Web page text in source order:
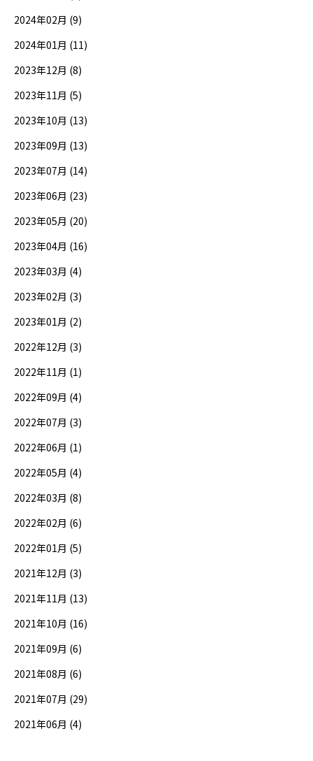
2024年02月 (9)
2024年01月 (11)
2023年12月 (8)
2023年11月 (5)
2023年10月 (13)
2023年09月 (13)
2023年07月 (14)
2023年06月 (23)
2023年05月 (20)
2023年04月 (16)
2023年03月 (4)
2023年02月 (3)
2023年01月 (2)
2022年12月 (3)
2022年11月 (1)
2022年09月 (4)
2022年07月 (3)
2022年06月 (1)
2022年05月 (4)
2022年03月 (8)
2022年02月 (6)
2022年01月 (5)
2021年12月 (3)
2021年11月 (13)
2021年10月 (16)
2021年09月 (6)
2021年08月 (6)
2021年07月 (29)
2021年06月 (4)